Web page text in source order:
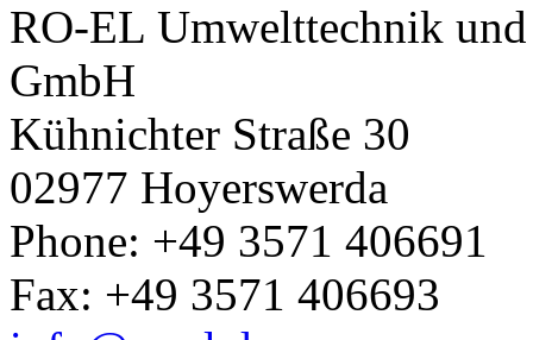
RO-EL Umwelttechnik
GmbH
Kühnichter Straße 30
02977 Hoyerswerda
Phone: +49 3571 406691
Fax: +49 3571 406693